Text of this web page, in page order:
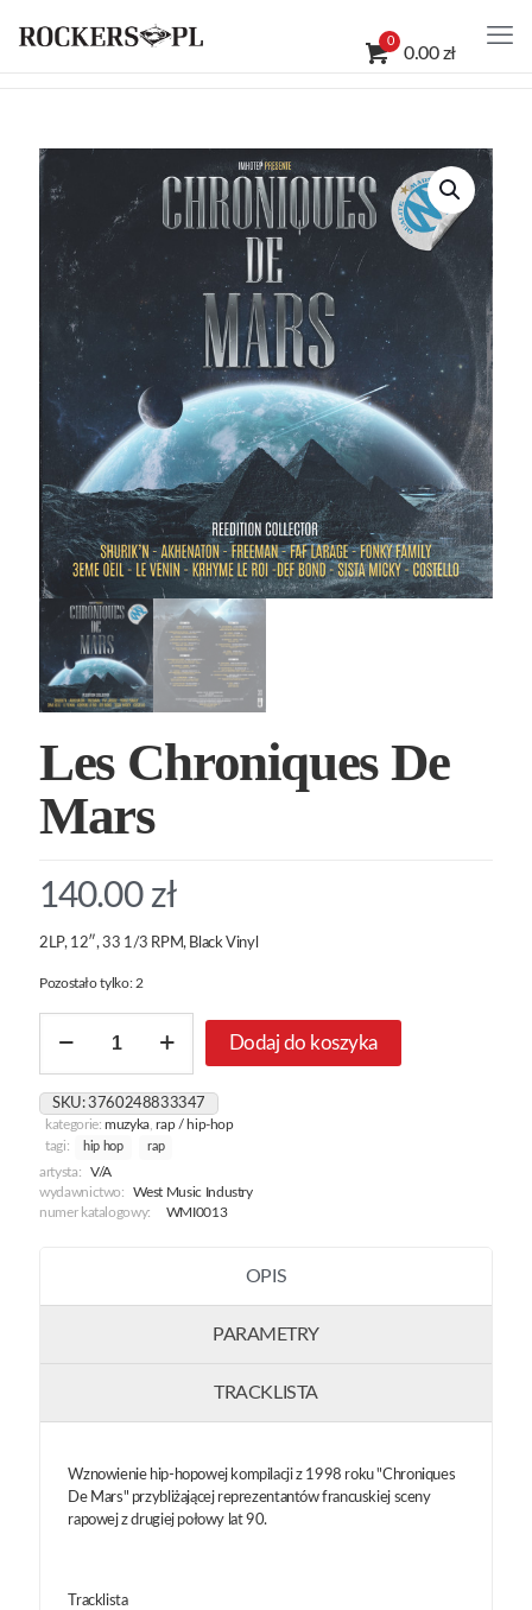
0
0.00 zł
Les Chroniques De
Mars
140.00 zł
2LP, 12″, 33 1/3 RPM, Black Vinyl
Pozostało tylko: 2
Les
De
Mars
Dodaj do koszyka
SKU:3760248833347
kategorie:muzyka ,rap / hip-hop
tagi:
hip hop rap
artysta:
V/A
wydawnictwo:
West Music Industry
numer katalogowy:
WMI0013
OPIS
PARAMETRY
TRACKLISTA
Wznowienie hip-hopowej kompilacji z 1998 roku "Chroniques
De Mars" przybliżającej reprezentantów francuskiej sceny
rapowej z drugiej połowy lat 90.
Tracklista